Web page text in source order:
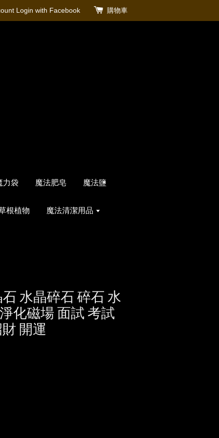
Login with Facebook 購物車
力袋 魔法肥皂 魔法鹽
根植物 魔法清潔用品
石 水晶碎石 碎石 水
化磁場 面試 考試
開運